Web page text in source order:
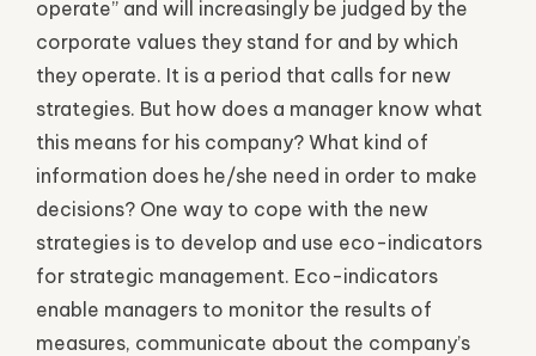
operate” and will increasingly be judged by the
corporate values they stand for and by which
they operate. It is a period that calls for new
strategies. But how does a manager know what
this means for his company? What kind of
information does he/she need in order to make
decisions? One way to cope with the new
strategies is to develop and use eco-indicators
for strategic management. Eco-indicators
enable managers to monitor the results of
measures, communicate about the company’s